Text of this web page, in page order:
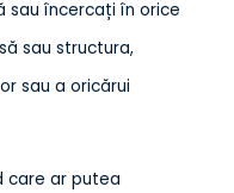
sau încercați în orice
sau structura,
sau a oricărui
care ar putea